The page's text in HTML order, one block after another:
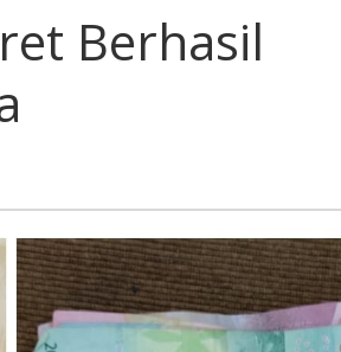
Berhasil
Diamankan
Berhasil